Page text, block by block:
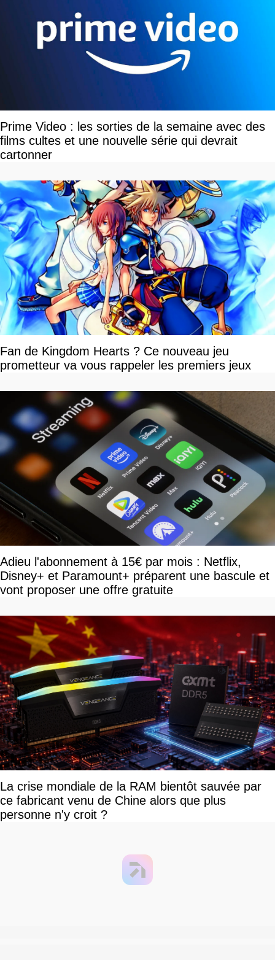
Prime Video : les sorties de la semaine avec des
films cultes et une nouvelle série qui devrait
cartonner
Fan de Kingdom Hearts ? Ce nouveau jeu
prometteur va vous rappeler les premiers jeux
Adieu l'abonnement à 15€ par mois : Netflix,
Disney+ et Paramount+ préparent une bascule et
vont proposer une offre gratuite
La crise mondiale de la RAM bientôt sauvée par
ce fabricant venu de Chine alors que plus
personne n'y croit ?